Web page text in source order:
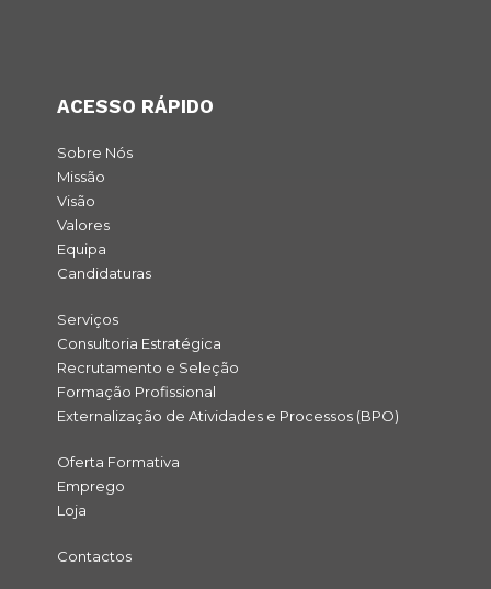
ACESSO RÁPIDO
Sobre Nós
Missão
Visão
Valores
Equipa
Candidaturas
Serviços
Consultoria Estratégica
Recrutamento e Seleção
Formação Profissional
Externalização de Atividades e Processos (BPO)
Oferta Formativa
Emprego
Loja
Contactos